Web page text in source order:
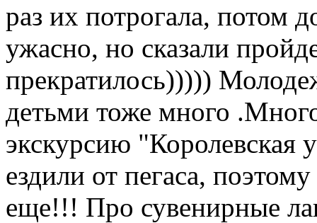
раз их потрогала, потом
ужасно, но сказали
прекратилось)))))
детьми тоже много
экскурсию "Королевская
ездили от пегаса,
еще!!! Про сувенирные